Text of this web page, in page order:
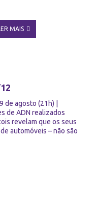
MAIS
de agosto (21h) |
de ADN realizados
revelam que os seus
automóveis – não são